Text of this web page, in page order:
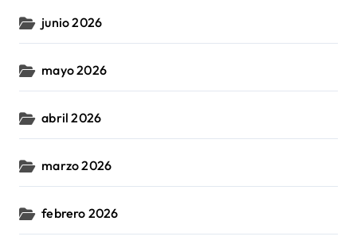
junio 2026
mayo 2026
abril 2026
marzo 2026
febrero 2026